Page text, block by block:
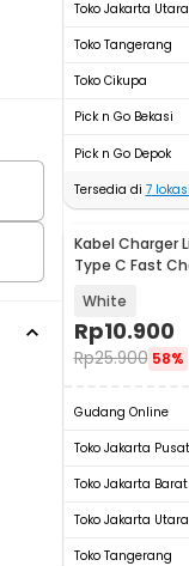
Toko Jakarta Utara
Toko Tangerang
Toko Cikupa
Pick n Go Bekasi
Pick n Go Depok
Tersedia di 7
Kabel Charger
Type C Fast
White
Rp10.900
Rp25.900 58%
Gudang Online
Toko Jakarta Pusat
Toko Jakarta Barat
Toko Jakarta Utara
Toko Tangerang